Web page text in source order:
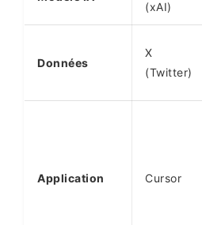
(xAI)
Données
X
(Twitter)
Application Cursor